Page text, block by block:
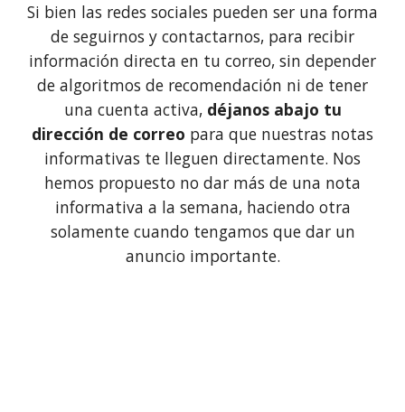
Si bien las redes sociales pueden ser una forma
de seguirnos y contactarnos, para recibir
información directa en tu correo, sin depender
de algoritmos de recomendación ni de tener
una cuenta activa, déjanos abajo tu
dirección de correo para que nuestras notas
informativas te lleguen directamente. Nos
hemos propuesto no dar más de una nota
informativa a la semana, haciendo otra
solamente cuando tengamos que dar un
anuncio importante.